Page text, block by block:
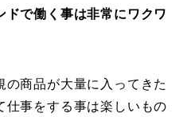
ドで働く事は非常にワクワ
の商品が大量に入ってきた
仕事をする事は楽しいもの